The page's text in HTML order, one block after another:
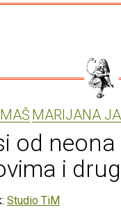
MARIJANA
od
i
Studio TiM